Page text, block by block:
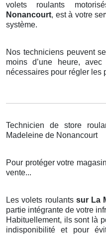
volets roulants
Nonancourt, est à votre
système.
Nos techniciens peuvent
moins d’une heure,
nécessaires pour régler les
Technicien de store
Madeleine de Nonancourt
Pour protéger votre
vente...
Les volets roulants sur La
partie intégrante de votre
Habituellement, ils sont là
indisponibilité et pour